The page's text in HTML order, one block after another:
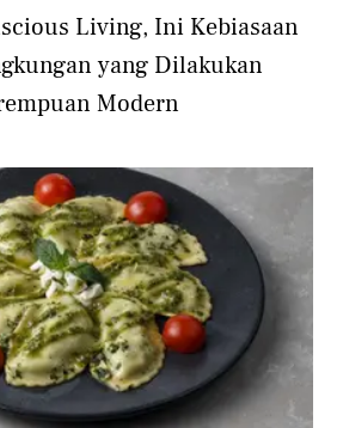
Living, Ini Kebiasaan
yang Dilakukan
Modern